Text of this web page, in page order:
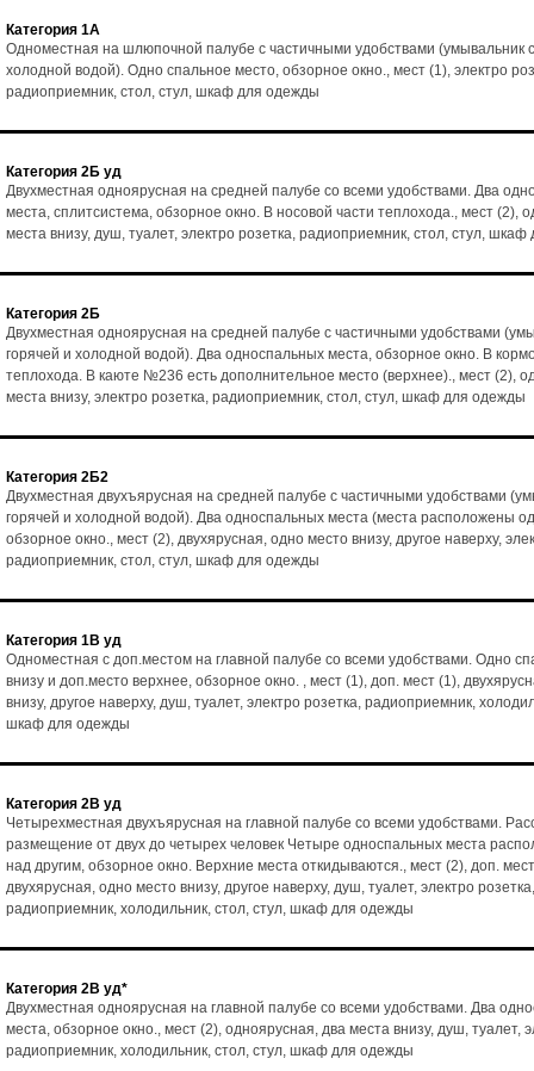
Категория 1А
Одноместная на шлюпочной палубе с частичными удобствами (умывальник
холодной водой). Одно спальное место, обзорное окно., мест (1), электро
радиоприемник, стол, стул, шкаф для одежды
Категория 2Б уд
Двухместная одноярусная на средней палубе со всеми удобствами. Два
места, сплитсистема, обзорное окно. В носовой части теплохода., мест (2),
места внизу, душ, туалет, электро розетка, радиоприемник, стол, стул,
Категория 2Б
Двухместная одноярусная на средней палубе с частичными удобствами
горячей и холодной водой). Два односпальных места, обзорное окно. В
теплохода. В каюте №236 есть дополнительное место (верхнее)., мест (2),
места внизу, электро розетка, радиоприемник, стол, стул, шкаф для одежды
Категория 2Б2
Двухместная двухъярусная на средней палубе с частичными удобствами
горячей и холодной водой). Два односпальных места (места расположены
обзорное окно., мест (2), двухярусная, одно место внизу, другое наверху,
радиоприемник, стол, стул, шкаф для одежды
Категория 1В уд
Одноместная с доп.местом на главной палубе со всеми удобствами. Одно
внизу и доп.место верхнее, обзорное окно. , мест (1), доп. мест (1),
внизу, другое наверху, душ, туалет, электро розетка, радиоприемник,
шкаф для одежды
Категория 2В уд
Четырехместная двухъярусная на главной палубе со всеми удобствами.
размещение от двух до четырех человек Четыре односпальных места
над другим, обзорное окно. Верхние места откидываются., мест (2), доп.
двухярусная, одно место внизу, другое наверху, душ, туалет, электро розетка,
радиоприемник, холодильник, стол, стул, шкаф для одежды
Категория 2В уд*
Двухместная одноярусная на главной палубе со всеми удобствами. Два
места, обзорное окно., мест (2), одноярусная, два места внизу, душ, туалет,
радиоприемник, холодильник, стол, стул, шкаф для одежды